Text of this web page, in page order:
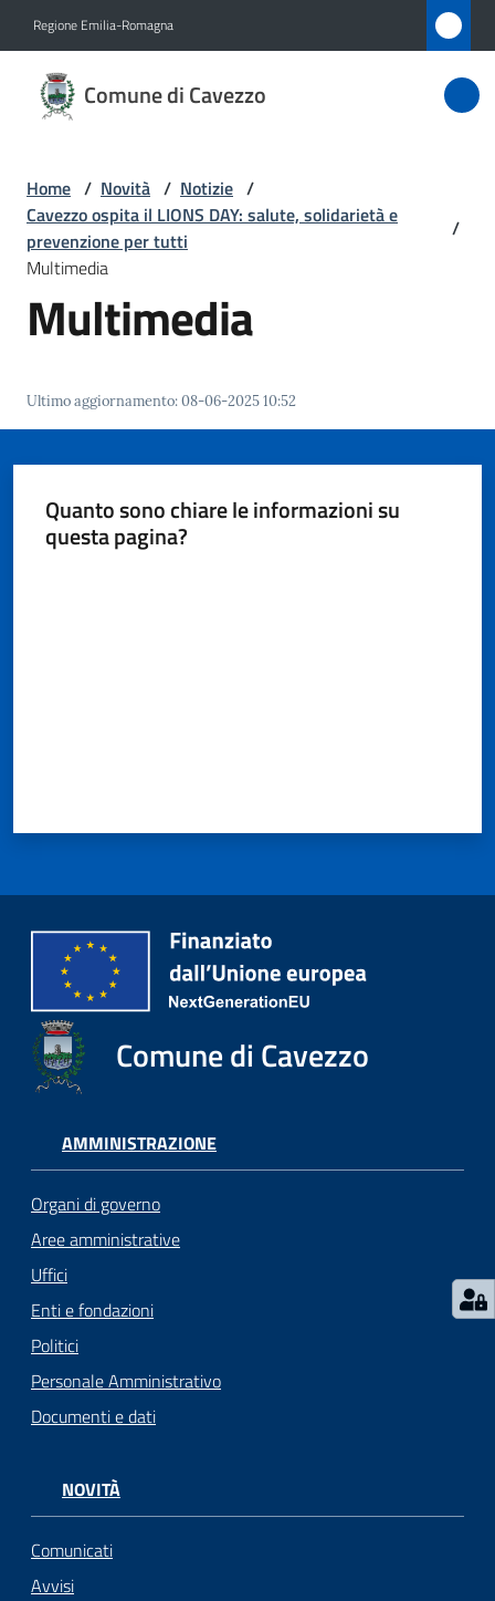
Regione Emilia-Romagna
Comune di Cavezzo
di
Amministrazione
Novità
Menu selezionato
gli
argomenti...
Seguici
su
Home / Novità / Notizie /
Cavezzo ospita il LIONS DAY: salute, solidarietà e
prevenzione per tutti
/
Multimedia
Multimedia
Ultimo aggiornamento:08-06-2025 10:52
Quanto sono chiare le informazioni su
questa pagina?
Comune di Cavezzo
AMMINISTRAZIONE
Organi di governo
Aree amministrative
Uffici
Enti e fondazioni
Politici
Personale Amministrativo
Documenti e dati
NOVITÀ
Comunicati
Avvisi